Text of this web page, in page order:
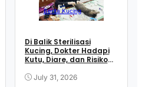
Berita Kucing
Di Balik Sterilisasi
Kucing, Dokter Hadapi
Kutu, Diare, dan Risiko
July 31, 2026